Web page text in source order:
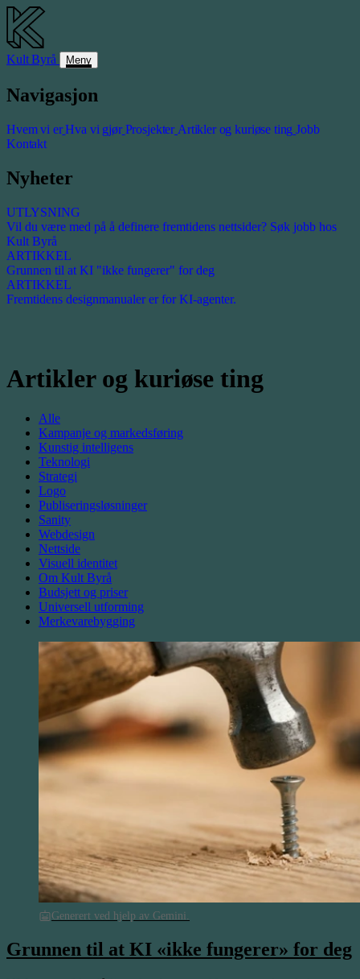
KultByrå Meny
Navigasjon
Hvem vi er Hva vi gjør Prosjekter Artikler og kuriøse ting Jobb
Kontakt
Nyheter
UTLYSNING
Vil du være med på å definere fremtidens nettsider? Søk jobb hos
Kult Byrå
ARTIKKEL
Grunnen til at KI "ikke fungerer" for deg
ARTIKKEL
Fremtidens designmanualer er for KI-agenter.
Artikler og kuriøseting
Alle
Kampanje og markedsføring
Kunstig intelligens
Teknologi
Strategi
Logo
Publiseringsløsninger
Sanity
Webdesign
Nettside
Visuell identitet
Om Kult Byrå
Budsjett og priser
Universell utforming
Merkevarebygging
Generert ved hjelp av Gemini.
Grunnen til at KI «ikke fungerer» for deg